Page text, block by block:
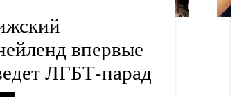
впервые
ЛГБТ-парад